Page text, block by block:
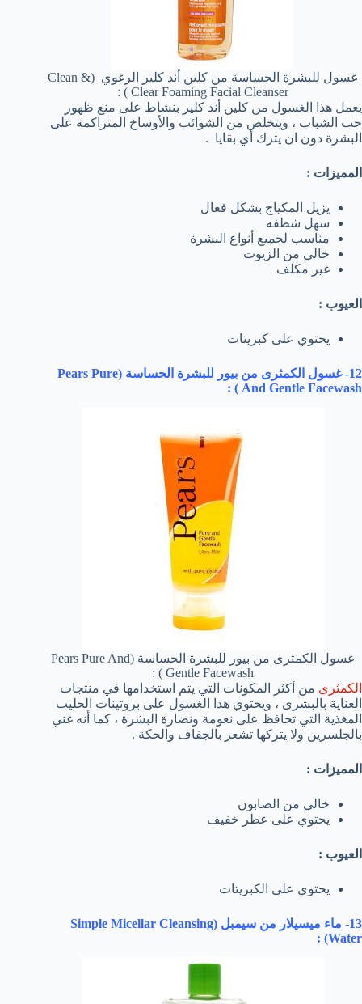
غسول للبشرة الحساسة من كلين أند كلير الرغوي (Clean &
Clear Foaming Facial Cleanser ) :
يعمل هذا الغسول من كلين أند كلير بنشاط على منع ظهور
حب الشباب ، ويتخلص من الشوائب والأوساخ المتراكمة على
البشرة دون ان يترك أي بقايا .
المميزات :
يزيل المكياج بشكل فعال
سهل شطفه
مناسب لجميع أنواع البشرة
خالي من الزيوت
غير مكلف
العيوب :
يحتوي على كبريتات
12- غسول الكمثرى من بيور للبشرة الحساسة (
Pears Pure
And Gentle Facewash
) :
غسول الكمثرى من بيور للبشرة الحساسة (Pears Pure And
Gentle Facewash ) :
الكمثرى من أكثر المكونات التي يتم استخدامها في منتجات
العناية بالبشرى ، ويحتوي هذا الغسول على بروتينات الحليب
المغذية التي تحافظ على نعومة ونضارة البشرة ، كما أنه غني
بالجلسرين ولا يتركها تشعر بالجفاف والحكة .
المميزات :
خالي من الصابون
يحتوي على عطر خفيف
العيوب :
يحتوي على الكبريتات
13- ماء ميسيلار من سيمبل (
Simple Micellar Cleansing
Water
) :